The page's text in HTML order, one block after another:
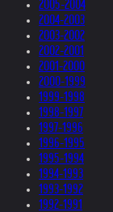
2005-2004
2004-2003
2003-2002
2002-2001
2001-2000
2000-1999
1999-1998
1998-1997
1997-1996
1996-1995
1995-1994
1994-1993
1993-1992
1992-1991